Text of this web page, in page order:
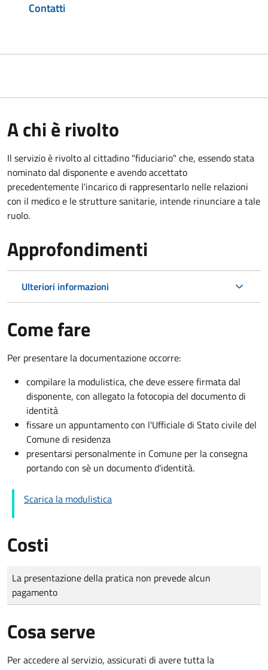
Contatti
A chi è rivolto
Il servizio è rivolto al cittadino "fiduciario" che, essendo stata
nominato dal disponente e avendo accettato
precedentemente l'incarico di rappresentarlo nelle relazioni
con il medico e le strutture sanitarie, intende rinunciare a tale
ruolo.
Approfondimenti
Ulteriori informazioni
Come fare
Per presentare la documentazione occorre:
compilare la modulistica, che deve essere firmata dal
disponente, con allegato la fotocopia del documento di
identità
fissare un appuntamento con l'Ufficiale di Stato civile del
Comune di residenza
presentarsi personalmente in Comune per la consegna
portando con sè un documento d'identità.
Scarica la modulistica
Costi
Tipo di pagamento
Importo
La presentazione della pratica non prevede alcun
pagamento
Cosa serve
Per accedere al servizio, assicurati di avere tutta la